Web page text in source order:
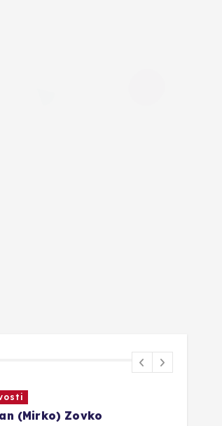
(Mirko) Zovko